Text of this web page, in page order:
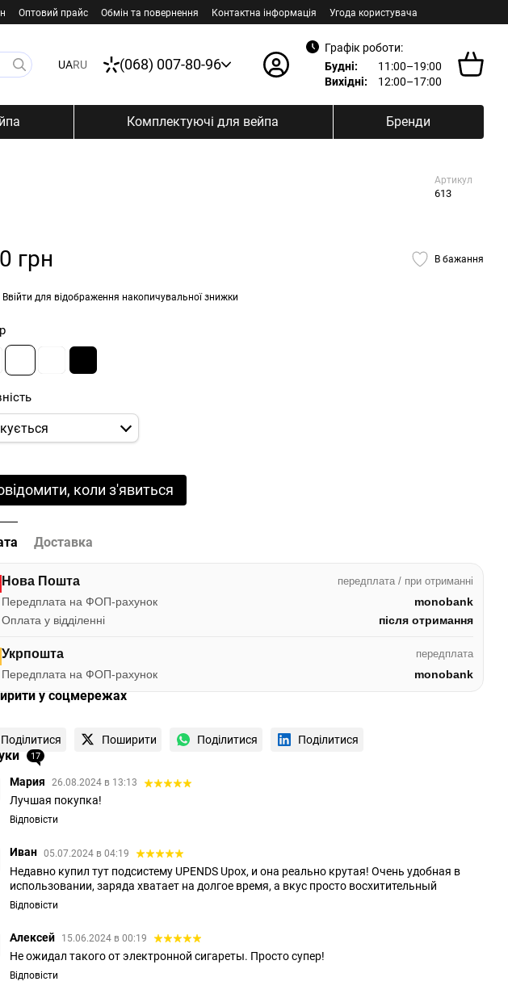
Оптовий прайс Обмін та повернення Контактна інформація Угода користувача
UARU (068) 007-80-96
Графік роботи:
Будні:
11:00–19:00
Вихідні:
12:00–17:00
Комплектуючі для вейпа Бренди
Артикул
613
грн В бажання
Ввійти для відображення накопичувальної знижки
коли з'явиться
Доставка
Нова Пошта передплата / при отриманні
Передплата на ФОП-рахунок
monobank
Оплата у відділенні
після отримання
Укрпошта передплата
Передплата на ФОП-рахунок monobank
у соцмережах
Поділитися Поширити Поділитися Поділитися
17
Мария 26.08.2024 в 13:13
Лучшая покупка!
Відповісти
Иван 05.07.2024 в 04:19
Недавно купил тут подсистему UPENDS Upox, и она реально крутая! Очень удобная в
использовании, заряда хватает на долгое время, а вкус просто восхитительный
Відповісти
Алексей 15.06.2024 в 00:19
Не ожидал такого от электронной сигареты. Просто супер!
Відповісти